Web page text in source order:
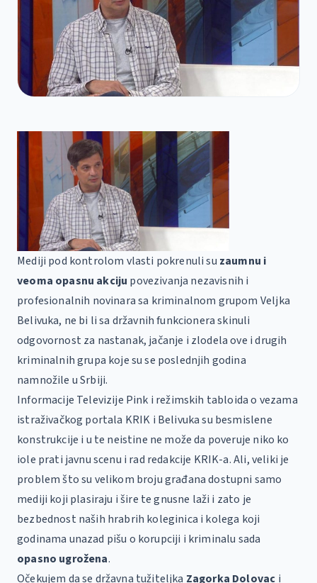
Mediji pod kontrolom vlasti pokrenuli su zaumnu i
veoma opasnu akciju povezivanja nezavisnih i
profesionalnih novinara sa kriminalnom grupom Veljka
Belivuka, ne bi li sa državnih funkcionera skinuli
odgovornost za nastanak, jačanje i zlodela ove i drugih
kriminalnih grupa koje su se poslednjih godina
namnožile u Srbiji.
Informacije Televizije Pink i režimskih tabloida o vezama
istraživačkog portala KRIK i Belivuka su besmislene
konstrukcije i u te neistine ne može da poveruje niko ko
iole prati javnu scenu i rad redakcije KRIK-a. Ali, veliki je
problem što su velikom broju građana dostupni samo
mediji koji plasiraju i šire te gnusne laži i zato je
bezbednost naših hrabrih koleginica i kolega koji
godinama unazad pišu o korupciji i kriminalu sada
opasno ugrožena.
Očekujem da se državna tužiteljka Zagorka Dolovac i